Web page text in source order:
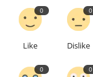
0
Like
0
Dislike
0 0